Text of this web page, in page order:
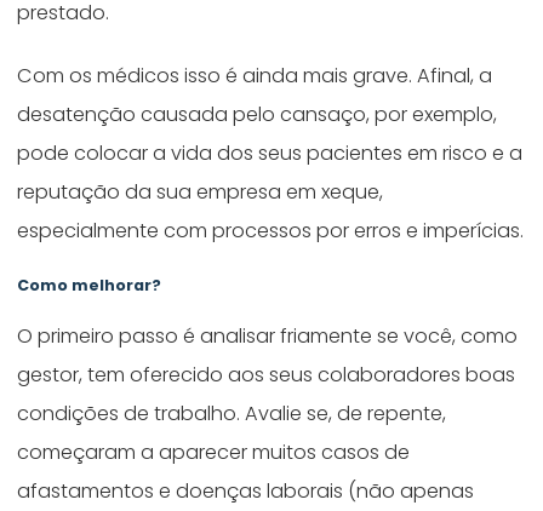
prestado.
Com os médicos isso é ainda mais grave. Afinal, a
desatenção causada pelo cansaço, por exemplo,
pode colocar a vida dos seus pacientes em risco e a
reputação da sua empresa em xeque,
especialmente com processos por erros e imperícias.
Como melhorar?
O primeiro passo é analisar friamente se você, como
gestor, tem oferecido aos seus colaboradores boas
condições de trabalho. Avalie se, de repente,
começaram a aparecer muitos casos de
afastamentos e doenças laborais (não apenas